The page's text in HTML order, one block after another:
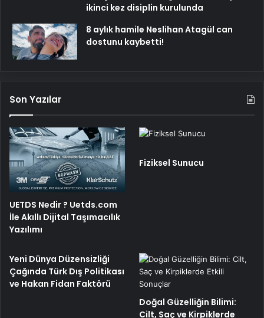
ikinci kez disiplin kurulunda
8 aylık hamile Neslihan Atagül can
dostunu kaybetti!
Son Yazılar
UETDS Nedir ? Uetds.com
İle Akıllı Dijital Taşımacılık
Yazılımı
Fiziksel Sunucu
Yeni Dünya Düzensizliği
Çağında Türk Dış Politikası
ve Hakan Fidan Faktörü
Doğal Güzelliğin Bilimi:
Cilt, Saç ve Kirpiklerde